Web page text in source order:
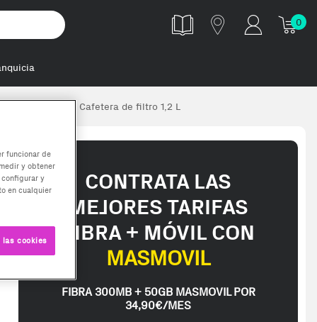
0
Independiente Cafetera de filtro 1,2 L
CONTRATA LAS
MEJORES TARIFAS
FIBRA + MÓVIL CON
MASMOVIL
FIBRA 300MB + 50GB MASMOVIL POR
34,90€/MES
funcionar de
y obtener
y
en cualquier
cookies